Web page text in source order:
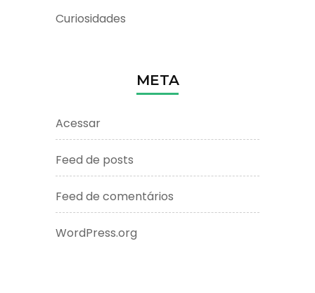
Curiosidades
META
Acessar
Feed de posts
Feed de comentários
WordPress.org